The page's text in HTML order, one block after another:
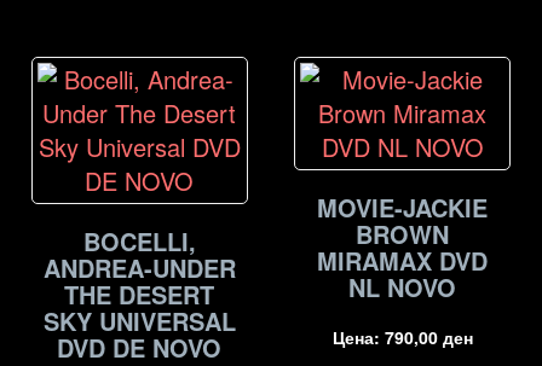
BOCELLI,
ANDREA-UNDER
THE DESERT
SKY UNIVERSAL
DVD DE NOVO
MOVIE-JACKIE
BROWN
MIRAMAX DVD
NL NOVO
Цена: 790,00 ден